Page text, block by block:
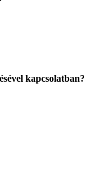
kapcsolatban?